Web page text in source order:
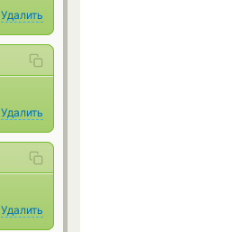
Удалить
Удалить
Удалить